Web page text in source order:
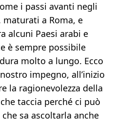
i passi avanti negli
maturati a Roma, e
alcuni Paesi arabi e
è sempre possibile
molto a lungo. Ecco
impegno, all’inizio
la ragionevolezza della
taccia perché ci può
sa ascoltarla anche